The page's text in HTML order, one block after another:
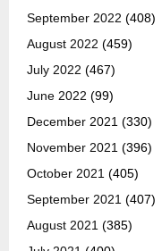
September 2022 (408)
August 2022 (459)
July 2022 (467)
June 2022 (99)
December 2021 (330)
November 2021 (396)
October 2021 (405)
September 2021 (407)
August 2021 (385)